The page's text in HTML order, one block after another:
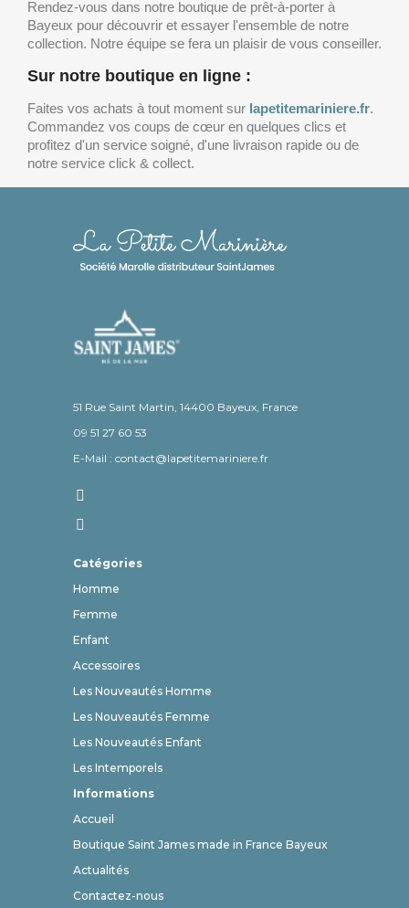
Rendez-vous dans notre boutique de prêt-à-porter à
Bayeux pour découvrir et essayer l'ensemble de notre
collection. Notre équipe se fera un plaisir de vous conseiller.
Sur notre boutique en ligne :
Faites vos achats à tout moment sur lapetitemariniere.fr.
Commandez vos coups de cœur en quelques clics et
profitez d'un service soigné, d'une livraison rapide ou de
notre service click & collect.
51 Rue Saint Martin, 14400 Bayeux, France
09 51 27 60 53
E-Mail : contact@lapetitemariniere.fr
Catégories
Homme
Femme
Enfant
Accessoires
Les Nouveautés Homme
Les Nouveautés Femme
Les Nouveautés Enfant
Les Intemporels
Informations
Accueil
Boutique Saint James made in France Bayeux
Actualités
Contactez-nous